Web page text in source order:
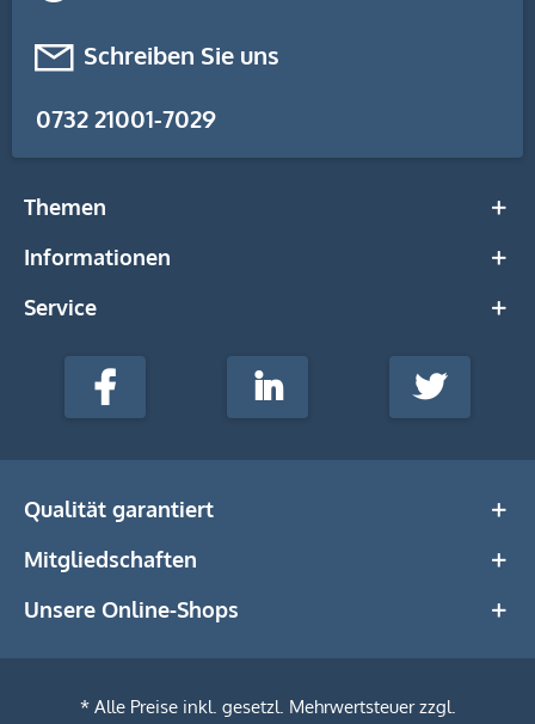
Schreiben Sie uns
0732 21001-7029
Themen
Informationen
Service
stempel-
Media
Facebook LinkedIn Twitter
Qualität garantiert
Mitgliedschaften
Unsere Online-Shops
* Alle Preise inkl. gesetzl. Mehrwertsteuer zzgl.